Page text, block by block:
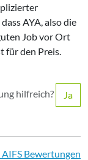
AYA, also die
Job vor Ort
für den Preis.
hilfreich?
Ja
Bewertungen